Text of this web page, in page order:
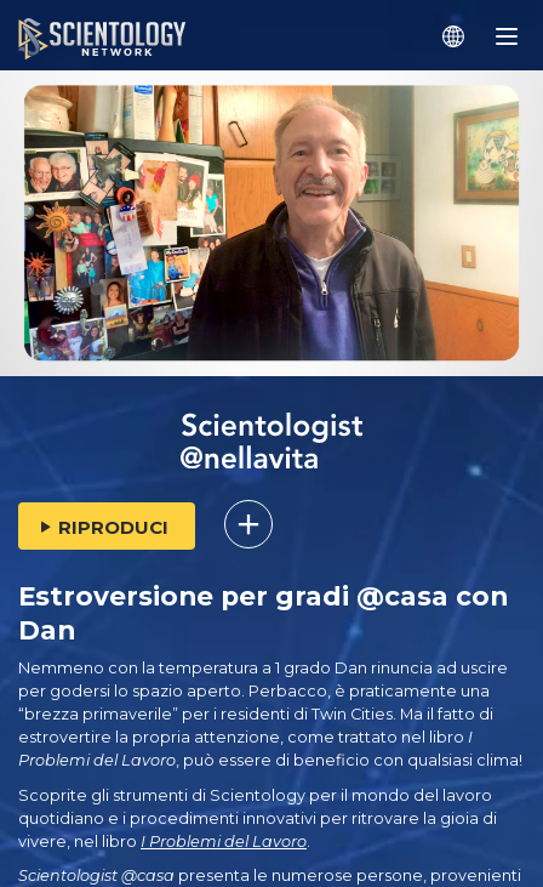
RIPRODUCI
Estroversione per gradi @casa con
Dan
Nemmeno con la temperatura a 1 grado Dan rinuncia ad uscire
per godersi lo spazio aperto. Perbacco, è praticamente una
“brezza primaverile” per i residenti di Twin Cities. Ma il fatto di
estrovertire la propria attenzione, come trattato nel libro I
Problemi del Lavoro , può essere di beneficio con qualsiasi clima!
Scoprite gli strumenti di Scientology per il mondo del lavoro
quotidiano e i procedimenti innovativi per ritrovare la gioia di
vivere, nel libro I Problemi del Lavoro
Scientologist @casa presenta le numerose persone, provenienti